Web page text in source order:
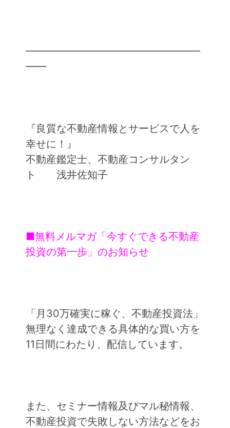
━━━━━━━━━━━━━━━━━
━━
『良質な不動産情報とサービスで人を
幸せに！』
不動産鑑定士、不動産コンサルタン
ト 浅井佐知子
■無料メルマガ「今すぐできる不動産
投資の第一歩」のお知らせ
「月30万確実に稼ぐ、不動産投資法」
無理なく達成できる具体的な買い方を
11日間にわたり、配信しています。
また、セミナー情報及びマル秘情報、
不動産投資で失敗しない方法などをお